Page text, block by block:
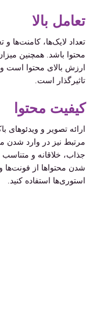
تعامل بالا
تعداد لایک‌ها، کامنت‌ها و
محتوا باشد. همچنین
ارزش بالای محتوا است و
تاثیرگذار است.
کیفیت محتوا
ارائه تصویر و ویدئوهای
مرتبط نیز در وارد شدن
جذاب، خلاقانه و
شدن محتواها از
استوری‌ها استفاده کنید.